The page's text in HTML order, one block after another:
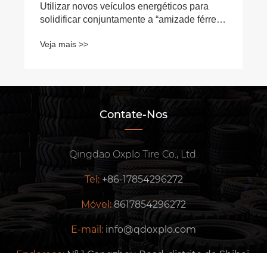
Utilizar novos veículos energéticos para
solidificar conjuntamente a “amizade férrea”
Veja mais >>
Contate-Nos
Qingdao Oxplo Tire Co., Ltd.
Tel: +86-17854296272
Móvel:8617854296272
E-mail: info@qdoxplo.com